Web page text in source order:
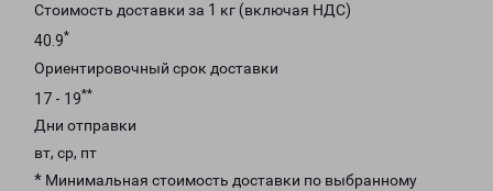
Стоимость доставки за 1 кг (включая НДС)
40.9*
Ориентировочный срок доставки
17 - 19**
Дни отправки
вт, ср, пт
* Минимальная стоимость доставки по выбранному